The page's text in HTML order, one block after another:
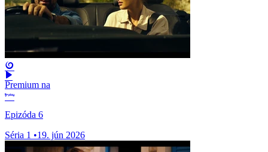
Premium na
Epizóda 6
Séria 1 •19. jún 2026